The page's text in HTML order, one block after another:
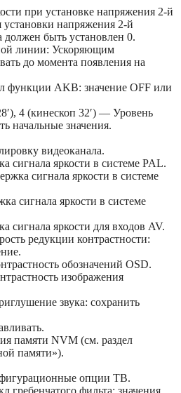
при установке напряжения 2-й
установки напряжения 2-й
должен быть установлен 0.
линии: Ускоряющим
до момента появления на
AKB: значение OFF или
4 (кинескоп 32′) — Уровень
начальные значения.
видеоканала.
яркости в системе PAL.
сигнала яркости в системе
сигнала яркости в системе
яркости для входов AV.
редукции контрастности:
обозначений OSD.
изображения
звука: сохранить
памяти NVM (см. раздел
памяти»).
опции ТВ.